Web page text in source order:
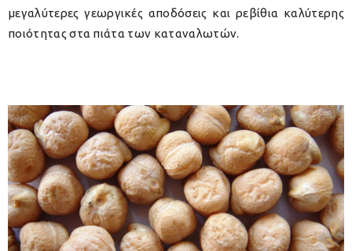
μεγαλύτερες γεωργικές αποδόσεις και ρεβίθια καλύτερης
ποιότητας στα πιάτα των καταναλωτών.